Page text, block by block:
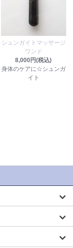
シュンガイトマッサージ
ワンド
8,000円(税込)
身体のケアに☆シュンガ
イト